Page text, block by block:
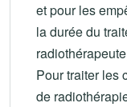
et pour les
la durée du
Pour traiter les
de